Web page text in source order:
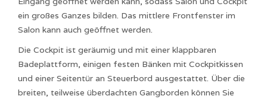
ein großes Ganzes bilden. Das mittlere Frontfenster im
Salon kann auch geöffnet werden.
Die Cockpit ist geräumig und mit einer klappbaren
Badeplattform, einigen festen Bänken mit Cockpitkissen
und einer Seitentür an Steuerbord ausgestattet. Über die
breiten, teilweise überdachten Gangborden können Sie